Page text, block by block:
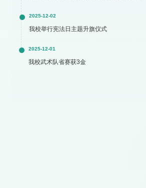
2025-12-02
我校举行宪法日主题升旗仪式
2025-12-01
我校武术队省赛获3金